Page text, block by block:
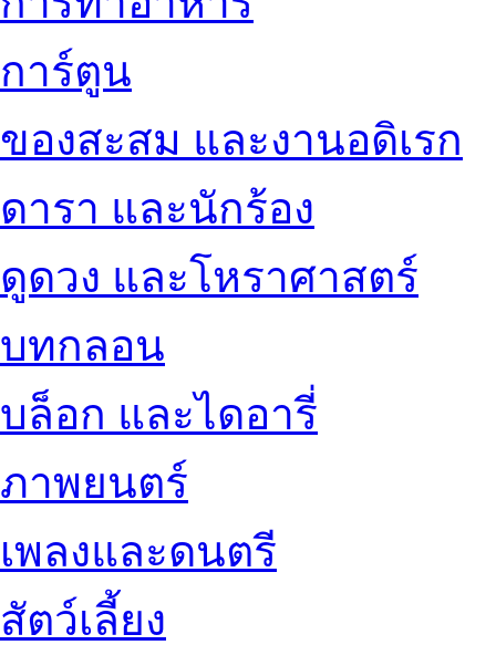
การ์ตูน
ของสะสม และงานอดิเรก
ดารา และนักร้อง
ดูดวง และโหราศาสตร์
บทกลอน
บล็อก และไดอารี่
ภาพยนตร์
เพลงและดนตรี
สัตว์เลี้ยง